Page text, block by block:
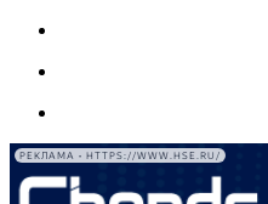
РЕКЛАМА • HTTPS://WWW.HSE.RU/